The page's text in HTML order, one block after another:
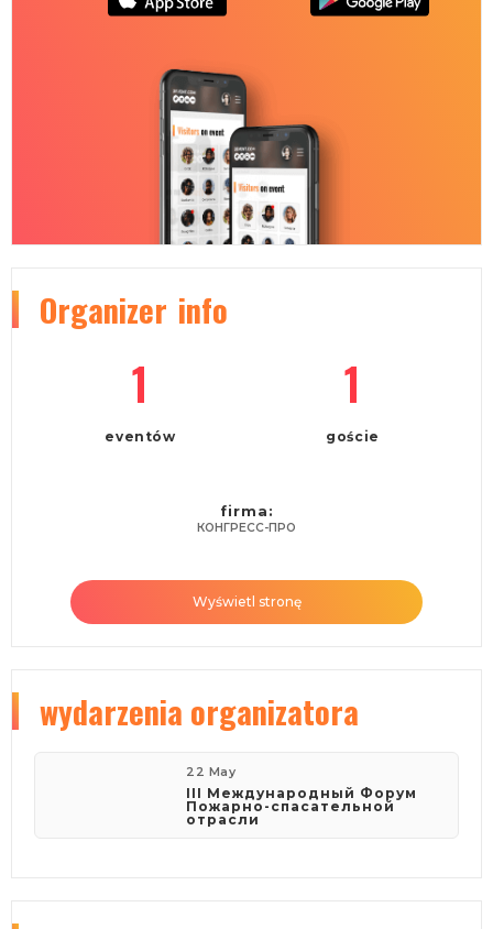
Organizer info
1
eventów
1
goście
firma:
КОНГРЕСС-ПРО
Wyświetl stronę
wydarzenia organizatora
22 May
III Международный Форум
Пожарно-спасательной
отрасли